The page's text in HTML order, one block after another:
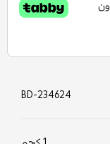
BD-234624